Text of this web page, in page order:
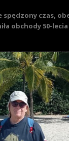
czas,
obchody 50-